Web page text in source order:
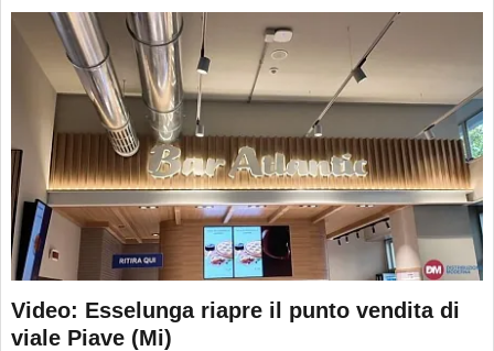
Video: Esselunga riapre il punto vendita di
viale Piave (Mi)